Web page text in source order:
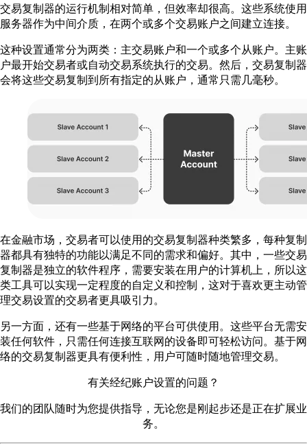
交易复制器的运行机制相对简单，但效率却很高。这些系统使用
服务器作为中间介质，在两个或多个交易账户之间建立连接。
这种设置通常分为两类：主交易账户和一个或多个从账户。主账
户最开始交易者或自动交易系统执行的交易。然后，交易复制器
会将这些交易复制到所有指定的从账户，通常只需几毫秒。
在金融市场，交易者可以使用的交易复制器种类繁多，每种复制
器都具有独特的功能以满足不同的需求和偏好。其中，一些交易
复制器是独立的软件程序，需要安装在用户的计算机上，所以这
类工具可以实现一定程度的自定义和控制，这对于喜欢更主动管
理交易设置的交易者更具吸引力。
另一方面，还有一些基于网络的平台可供使用。这些平台无需安
装任何软件，只需任何连接互联网的设备即可轻松访问。基于网
络的交易复制器更具有便利性，用户可随时随地管理交易。
有关经纪账户设置的问题？
我们的团队随时为您提供指导，无论您是刚起步还是正在扩展业
务。